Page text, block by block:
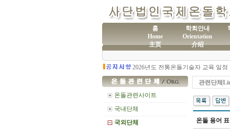
홈
Home
主页
학회안내
Orientation
介绍
(사)국제온돌학회 연간 기부
제60차 전통온돌기술자 교육 모집
제
온돌관련사이트
국내단체
국외단체
관련단체
온돌 용어